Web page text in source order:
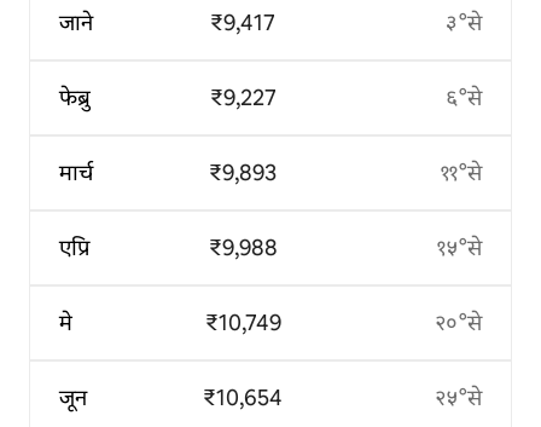
जाने
फेब्रु
मार्च
एप्रि
मे
जून
₹9,417
₹9,227
₹9,893
₹9,988
₹10,749
₹10,654
३°से
६°से
११°से
१५°से
२०°से
२५°से